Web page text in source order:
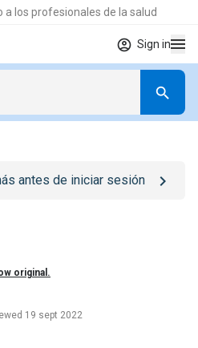
a los profesionales de la salud
Sign in
antes de iniciar sesión
original.
19 sept 2022